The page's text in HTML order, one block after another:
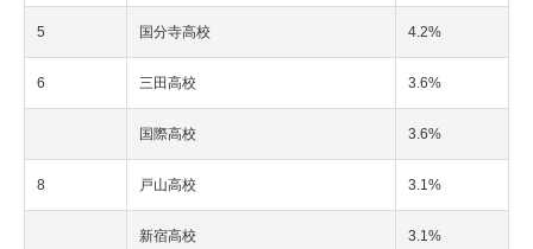
5 国分寺高校 4.2%
6 三田高校 3.6%
国際高校 3.6%
8 戸山高校 3.1%
新宿高校 3.1%